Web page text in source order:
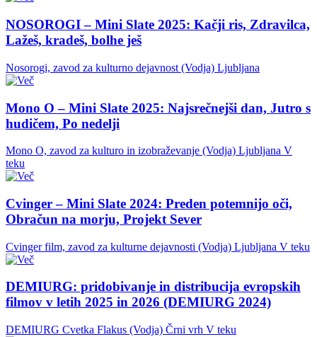
NOSOROGI – Mini Slate 2025: Kačji ris, Zdravilca,
Lažeš, kradeš, bolhe ješ
Nosorogi, zavod za kulturno dejavnost (Vodja) Ljubljana
Mono O – Mini Slate 2025: Najsrečnejši dan, Jutro s
hudičem, Po nedelji
Mono O, zavod za kulturo in izobraževanje (Vodja) Ljubljana V
teku
Cvinger – Mini Slate 2024: Preden potemnijo oči,
Obračun na morju, Projekt Sever
Cvinger film, zavod za kulturne dejavnosti (Vodja) Ljubljana V teku
DEMIURG: pridobivanje in distribucija evropskih
filmov v letih 2025 in 2026 (DEMIURG 2024)
DEMIURG Cvetka Flakus (Vodja) Črni vrh V teku